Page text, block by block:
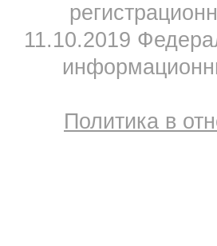
11.10.2019
Политика в